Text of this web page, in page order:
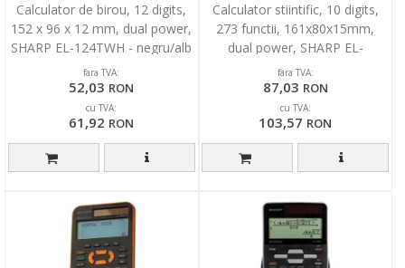
Calculator de birou, 12 digits,
152 x 96 x 12 mm, dual power,
SHARP EL-124TWH - negru/alb
fara TVA:
52,03 RON
cu TVA:
61,92 RON
Calculator stiintific, 10 digits,
273 functii, 161x80x15mm,
dual power, SHARP EL-
531THGR-negru/gri
fara TVA:
87,03 RON
cu TVA:
103,57 RON